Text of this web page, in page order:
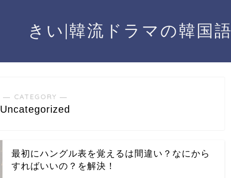
きい|韓流ドラマの韓国語
― CATEGORY ―
Uncategorized
最初にハングル表を覚えるは間違い？なにから
すればいいの？を解決！